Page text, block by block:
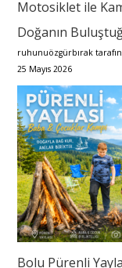
Motosiklet ile
Doğanın
ruhunuözgürbırak
25 Mayıs 2026
Bolu Pürenli